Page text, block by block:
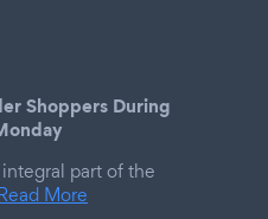
Shoppers During
part of the
More